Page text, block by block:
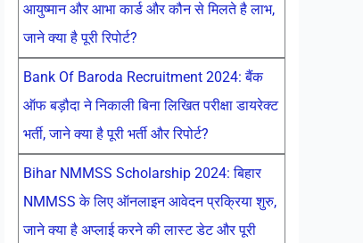
आयुष्मान और आभा कार्ड और कौन से मिलते है लाभ,
जाने क्या है पूरी रिपोर्ट?
Bank Of Baroda Recruitment 2024: बैंक
ऑफ बड़ौदा ने निकाली बिना लिखित परीक्षा डायरेक्ट
भर्ती, जाने क्या है पूरी भर्ती और रिपोर्ट?
Bihar NMMSS Scholarship 2024: बिहार
NMMSS के लिए ऑनलाइन आवेदन प्रक्रिया शुरु,
जाने क्या है अप्लाई करने की लास्ट डेट और पूरी